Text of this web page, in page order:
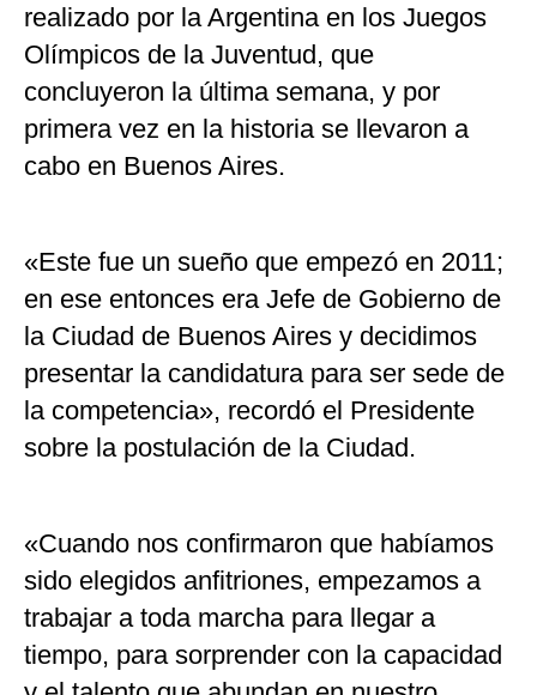
realizado por la Argentina en los Juegos
Olímpicos de la Juventud, que
concluyeron la última semana, y por
primera vez en la historia se llevaron a
cabo en Buenos Aires.
«Este fue un sueño que empezó en 2011;
en ese entonces era Jefe de Gobierno de
la Ciudad de Buenos Aires y decidimos
presentar la candidatura para ser sede de
la competencia», recordó el Presidente
sobre la postulación de la Ciudad.
«Cuando nos confirmaron que habíamos
sido elegidos anfitriones, empezamos a
trabajar a toda marcha para llegar a
tiempo, para sorprender con la capacidad